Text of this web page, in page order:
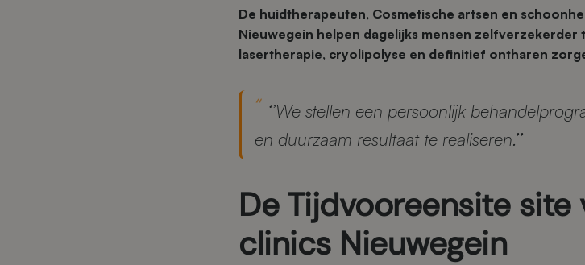
De huidtherapeuten, Cosmetische artsen en
Nieuwegein helpen dagelijks mensen zelfverzekerder
lasertherapie, cryolipolyse en definitief ontharen
‘’We stellen een persoonlijk
en duurzaam resultaat te realiseren.’’
De Tijdvooreensite site
clinics Nieuwegein